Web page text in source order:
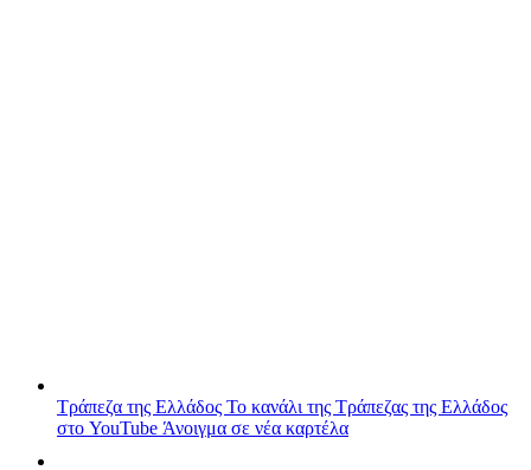
Τράπεζα της Ελλάδος Το κανάλι της Τράπεζας της Ελλάδος
στο YouTube Άνοιγμα σε νέα καρτέλα